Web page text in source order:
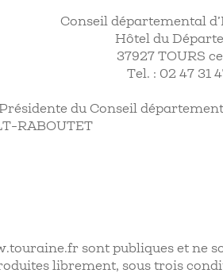
Conseil départemental
Hôtel du
37927 TOURS
Tel. : 02 47 31
du Conseil
RABOUTET
sont publiques et ne
librement, sous trois